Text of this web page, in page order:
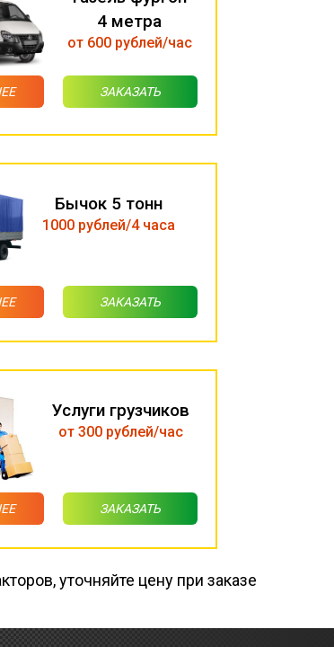
4 метра
от 600 рублей/час
ЗАКАЗАТЬ
Бычок 5 тонн
1000 рублей/4 часа
ЗАКАЗАТЬ
Услуги грузчиков
от 300 рублей/час
ЗАКАЗАТЬ
уточняйте цену при заказе